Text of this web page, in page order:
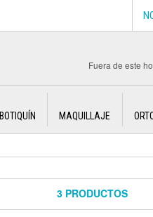
Fuera de este
BOTIQUÍN MAQUILLAJE
3 PRODUCTOS